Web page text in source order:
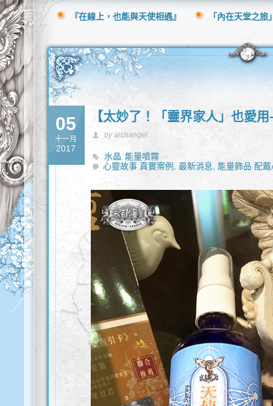
05
十一月
2017
【太妙了！「靈界家人」也愛
by archangel
水晶, 能量噴霧
心靈故事 真實案例,最新消息, 能量飾品 配
『在線上，也能與天使相遇』 「內在天堂之